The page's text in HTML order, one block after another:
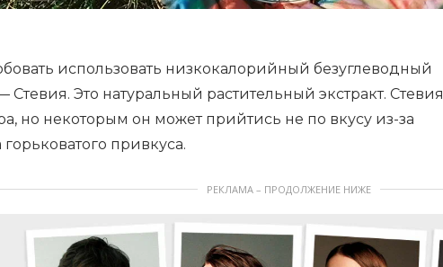
использовать низкокалорийный безуглеводный
Стевия. Это натуральный растительный экстракт. Стевия
но некоторым он может прийтись не по вкусу из-за
привкуса.
РЕКЛАМА – ПРОДОЛЖЕНИЕ НИЖЕ